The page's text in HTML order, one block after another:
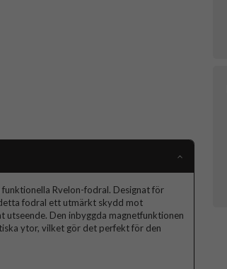
Rvelon-fodral. Designat för
fodral ett utmärkt skydd mot
Den inbyggda magnetfunktionen
ytor, vilket gör det perfekt för den